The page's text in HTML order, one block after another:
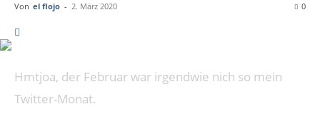
Von el flojo - 2. März 2020 0
Hmtjoa, der Februar war irgendwie nich so mein
Twitter-Monat.